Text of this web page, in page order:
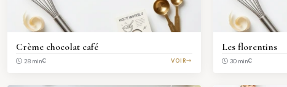
Crème chocolat café
28 min€ VOIR
Les florentins
30 min€